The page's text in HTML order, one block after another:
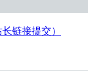
链接提交）